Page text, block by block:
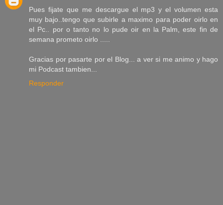
Pues fijate que me descargue el mp3 y el volumen esta
muy bajo..tengo que subirle a maximo para poder oirlo en
el Pc.. por o tanto no lo pude oir en la Palm, este fin de
semana prometo oirlo .....
Gracias por pasarte por el Blog... a ver si me animo y hago
mi Podcast tambien...
Responder